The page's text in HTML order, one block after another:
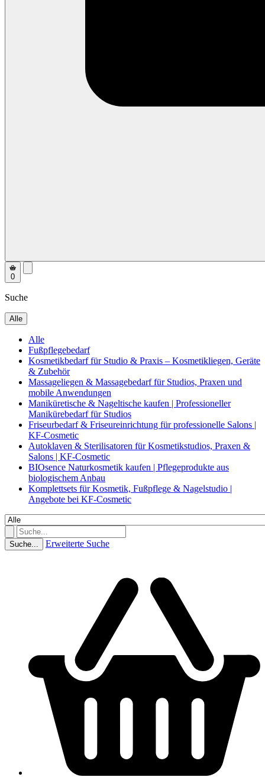
0
Suche
Alle
Alle
Fußpflegebedarf
Kosmetikbedarf für Studio & Praxis – Kosmetikliegen, Geräte
& Zubehör
Massageliegen & Massagebedarf für Studios, Praxen und
mobile Anwendungen
Maniküretische & Nageltische kaufen | Professioneller
Manikürebedarf für Studios
Friseurbedarf & Friseureinrichtung für professionelle Salons |
KF-Cosmetic
Autoklaven & Sterilisatoren für Kosmetikstudios, Praxen &
Salons | KF-Cosmetic
BIOsence Naturkosmetik kaufen | Pflegeprodukte aus
biologischem Anbau
Komplettsets für Kosmetik, Fußpflege & Nagelstudio |
Angebote bei KF-Cosmetic
Suche... Erweiterte Suche